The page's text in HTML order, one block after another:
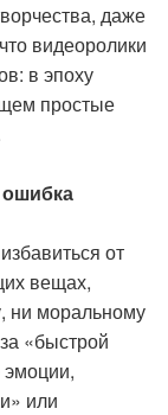
даже
видеоролики
в эпоху
простые
от
вещах,
ни моральному
«быстрой
или